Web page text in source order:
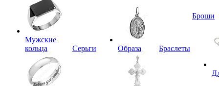
Мужские
кольца
Серьги Образа Браслеты
Броши